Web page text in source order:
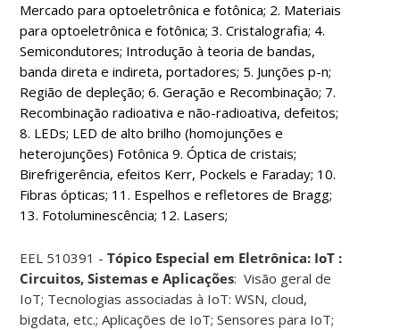
Mercado para optoeletrônica e fotônica; 2. Materiais
para optoeletrônica e fotônica; 3. Cristalografia; 4.
Semicondutores; Introdução à teoria de bandas,
banda direta e indireta, portadores; 5. Junções p-n;
Região de depleção; 6. Geração e Recombinação; 7.
Recombinação radioativa e não-radioativa, defeitos;
8. LEDs; LED de alto brilho (homojunções e
heterojunções) Fotônica 9. Óptica de cristais;
Birefrigerência, efeitos Kerr, Pockels e Faraday; 10.
Fibras ópticas; 11. Espelhos e refletores de Bragg;
13. Fotoluminescência; 12. Lasers;
EEL 510391 -Tópico Especial em Eletrônica: IoT :
Circuitos, Sistemas e Aplicações: Visão geral de
IoT; Tecnologias associadas à IoT: WSN, cloud,
bigdata, etc.; Aplicações de IoT; Sensores para IoT;